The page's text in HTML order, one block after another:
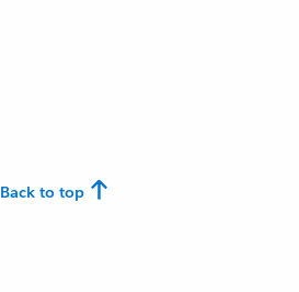
Back to top